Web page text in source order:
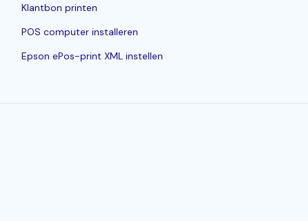
Klantbon printen
POS computer installeren
Epson ePos-print XML instellen